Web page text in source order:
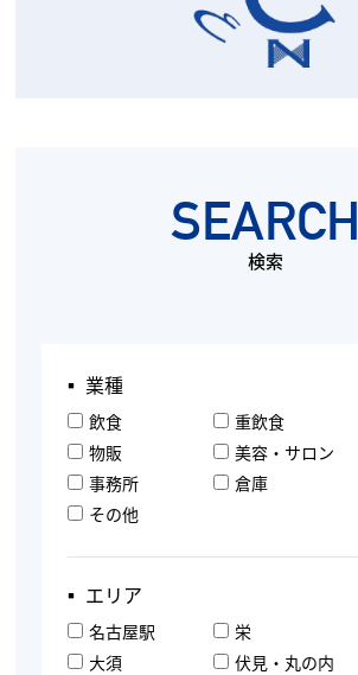
SEARCH
検索
▪︎ 業種
飲食
重飲食
物販
美容・サロン
事務所
倉庫
その他
▪︎ エリア
名古屋駅
栄
大須
伏見・丸の内